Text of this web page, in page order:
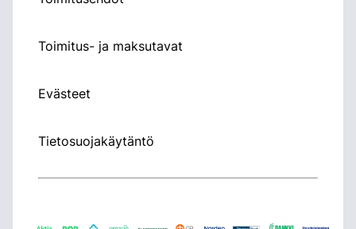
Toimitus- ja maksutavat
Evästeet
Tietosuojakäytäntö